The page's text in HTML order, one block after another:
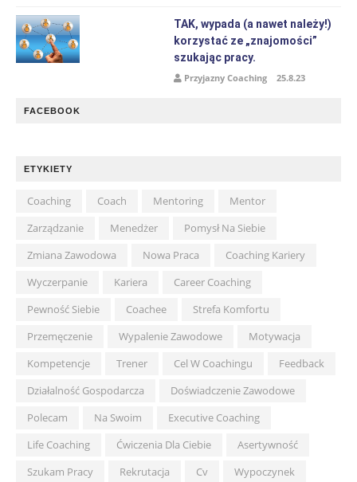
TAK, wypada (a nawet należy!)
korzystać ze „znajomości”
szukając pracy.
Przyjazny Coaching 25.8.23
FACEBOOK
ETYKIETY
Coaching Coach Mentoring
Mentor
Zarządzanie
Menedżer
Pomysł Na Siebie
Zmiana Zawodowa
Nowa Praca
Coaching Kariery
Wyczerpanie
Kariera
Career Coaching
Pewność Siebie
Coachee
Strefa Komfortu
Przemęczenie
Wypalenie Zawodowe
Motywacja
Kompetencje
Trener Cel W Coachingu
Feedback
Działalność Gospodarcza
Doświadczenie Zawodowe
Polecam
Na Swoim
Executive Coaching
Life Coaching
Ćwiczenia Dla Ciebie
Asertywność
Szukam Pracy
Rekrutacja Cv
Wypoczynek